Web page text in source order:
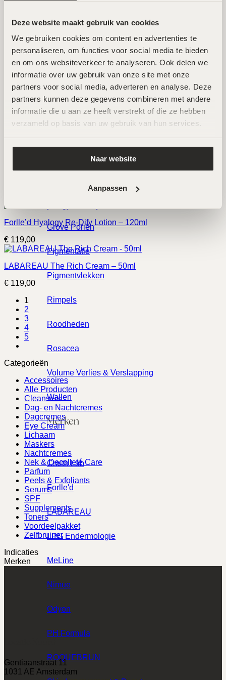
Deze website maakt gebruik van cookies
We gebruiken cookies om content en advertenties te
personaliseren, om functies voor social media te bieden
en om ons websiteverkeer te analyseren. Ook delen we
informatie over uw gebruik van onze site met onze
partners voor social media, adverteren en analyse. Deze
partners kunnen deze gegevens combineren met andere
informatie die u aan ze heeft verstrekt of die ze hebben
verzameld op basis van uw gebruik van hun services.
Naar website
Aanpassen
Cellulite
Couperose
Doffe Teint
Grove Poriën
Pigmentatie
Pigmentvlekken
Rimpels
Roodheden
Rosacea
Volume Verlies & Verslapping
Wallen
Merken
Craith Lab
Forlle'd
LABAREAU
LPG Endermologie
MeLine
Nimue
Odyon
PH Formula
ROQUEBRUN
140,00
Forlle’d Hyalogy Re-Dify Eye Mask – 8 Stuks
139,00
Forlle’d Hyalogy Daily And Nightly Cream For Eyes – 20g
139,00
Forlle’d Hyalogy Re-Dify Lotion – 120ml
€ 119,00
LABAREAU The Rich Cream – 50ml
€ 119,00
1
2
3
4
5
Categorieën
Accessoires
Alle Producten
Cleansers
Dag- en Nachtcremes
Dagcremes
Eye Cream
Lichaam
Maskers
Nachtcremes
Nek & Decolleté Care
Parfum
Peels & Exfoliants
Serums
SPF
Supplements
Toners
Voordeelpakket
Zelfbruiner
Indicaties
Merken
Gentiaanstraat 11
1031 AE Amsterdam